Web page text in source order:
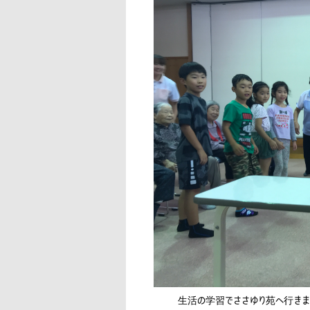
生活の学習でささゆり苑へ行きま